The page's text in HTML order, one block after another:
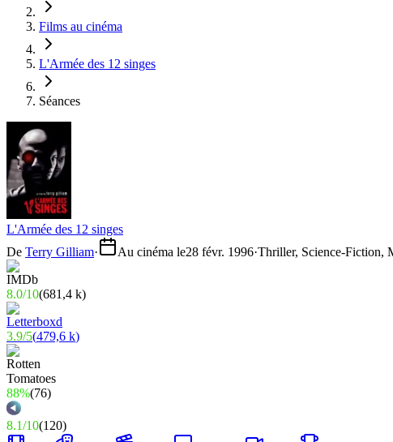
Films au cinéma
L'Armée des 12 singes
Séances
L'Armée des 12 singes
De Terry Gilliam· Au cinéma le28 févr. 1996·Thriller, Science-Fiction,
8.0/10(681,4 k)
3.9/5(479,6 k)
88%(76)
8.1/10(120)